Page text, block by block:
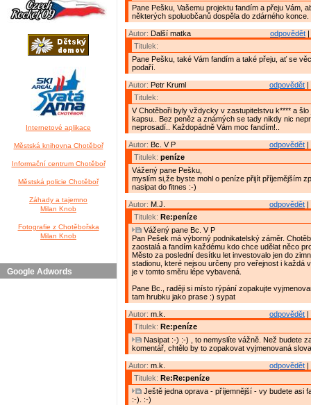
Internetové aplikace
Městská knihovna Chotěboř
Informační centrum Chotěboř
Městská policie Chotěboř
Záhady a tajemno
Milan Knob
Fotografie z Chotěbořska
Milan Knob
Google Adwords
Pane Pešku, Vašemu projektu fandím a přeju Vám,
některých spoluobčanů dospěla do zdárného konce.
odpovědět
Autor: Další matka
Titulek:
Pane Pešku, také Vám fandím a také přeju, ať se
podaří.
odpovědět |
Autor: Petr Kruml
Titulek:
V Chotěboři byly vždycky v zastupitelstvu k**** a šlo
kapsu.. Bez peněz a známých se tady nikdy nic
neprosadí.. Každopádně Vám moc fandím!..
odpovědět |
Autor: Bc. V P
Titulek: peníze
Vážený pane Pešku,
myslím si,že byste mohl o peníze přijít příjemějším
nasipat do fitnes :-)
odpovědět |
Autor: M.J.
Titulek: Re:peníze
Vážený pane Bc. V P
Pan Pešek má výborný podnikatelský záměr.
zaostalá a fandím každému kdo chce udělat něco
Město za poslední desítku let investovalo jen do
stadionu, které nejsou určeny pro veřejnost i každá
je v tomto směru lépe vybavená.
Pane Bc., raději si místo rýpání zopakujte
tam hrubku jako prase :) sypat
odpovědět |
Autor: m.k.
Titulek: Re:peníze
Nasipat :-) :-) , to nemyslíte vážně. Než budete
komentář, chtělo by to zopakovat vyjmenovaná
odpovědět |
Autor: m.k.
Titulek: Re:Re:peníze
Ještě jedna oprava - příjemnější - vy budete asi
:-). :-)